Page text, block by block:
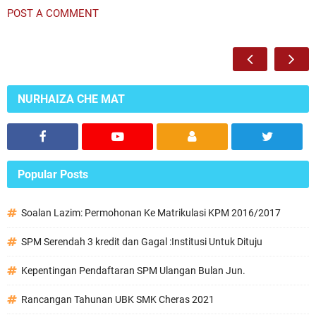
POST A COMMENT
NURHAIZA CHE MAT
Popular Posts
Soalan Lazim: Permohonan Ke Matrikulasi KPM 2016/2017
SPM Serendah 3 kredit dan Gagal :Institusi Untuk Dituju
Kepentingan Pendaftaran SPM Ulangan Bulan Jun.
Rancangan Tahunan UBK SMK Cheras 2021